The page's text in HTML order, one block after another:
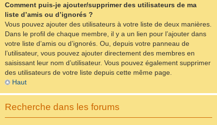
Comment puis-je ajouter/supprimer des utilisateurs de ma
liste d’amis ou d’ignorés ?
Vous pouvez ajouter des utilisateurs à votre liste de deux manières.
Dans le profil de chaque membre, il y a un lien pour l’ajouter dans
votre liste d’amis ou d’ignorés. Ou, depuis votre panneau de
l’utilisateur, vous pouvez ajouter directement des membres en
saisissant leur nom d’utilisateur. Vous pouvez également supprimer
des utilisateurs de votre liste depuis cette même page.
Haut
Recherche dans les forums